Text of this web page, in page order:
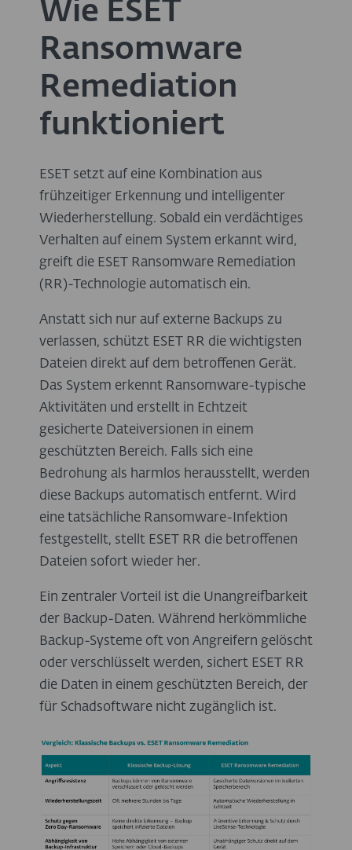
Wie ESET
Ransomware
Remediation
funktioniert
ESET setzt auf eine Kombination aus
frühzeitiger Erkennung und intelligenter
Wiederherstellung. Sobald ein verdächtiges
Verhalten auf einem System erkannt wird,
greift die ESET Ransomware Remediation
(RR)-Technologie automatisch ein.
Anstatt sich nur auf externe Backups zu
verlassen, schützt ESET RR die wichtigsten
Dateien direkt auf dem betroffenen Gerät.
Das System erkennt Ransomware-typische
Aktivitäten und erstellt in Echtzeit
gesicherte Dateiversionen in einem
geschützten Bereich. Falls sich eine
Bedrohung als harmlos herausstellt, werden
diese Backups automatisch entfernt. Wird
eine tatsächliche Ransomware-Infektion
festgestellt, stellt ESET RR die betroffenen
Dateien sofort wieder her.
Ein zentraler Vorteil ist die Unangreifbarkeit
der Backup-Daten. Während herkömmliche
Backup-Systeme oft von Angreifern gelöscht
oder verschlüsselt werden, sichert ESET RR
die Daten in einem geschützten Bereich, der
für Schadsoftware nicht zugänglich ist.